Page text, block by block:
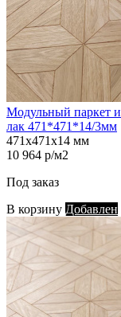
Модульный паркет
лак 471*471*14/3мм
471х471х14 мм
10 964 р/м2
Под заказ
В корзину Добавлен